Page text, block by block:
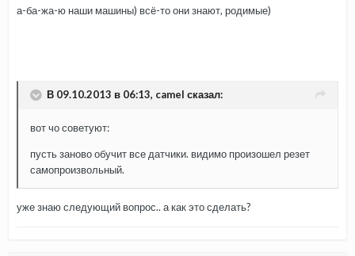
а-ба-жа-ю наши машины) всё-то они знают, родимые)
В 09.10.2013 в 06:13, camel сказал:
вот чо советуют:
пусть заново обучит все датчики. видимо произошел резет
самопроизвольный.
уже знаю следующий вопрос.. а как это сделать?